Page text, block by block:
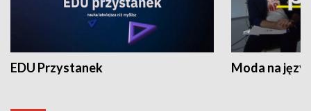
EDU Przystanek Moda na